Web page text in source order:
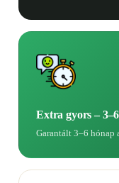
Extra gyors –
Garantált 3–6 hónap